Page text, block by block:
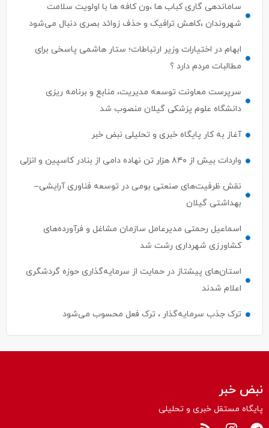
ساماندهی گاری کباب ها ،ون کافه ها با اولویت سلامت
شهروندان ،کاهش ترافیک و حذف زوائد بصری دنبال می‌شود
ابهام در اختیارات وزیر ارتباطات؛ ستار هاشمی پاسخی برای
مطالبات مردم دارد ؟
سرپرست معاونت توسعه مدیریت، منابع و برنامه ریزی
دانشگاه علوم پزشکی گیلان منصوب شد
آغاز به کار پایگاه خبری و تحلیلی نبض خبر
واردات بیش از ۸۴۰ هزار تن نهاده دامی از بنادر كاسپین و انزلی
نقش ظرفیت‌های صنعتی بومی در توسعه فناوری آرایشی–
بهداشتی گیلان
اسماعیل رحمتی مدیرعامل سازمان مشاغل و فرآورده‌های
کشاورزی شهرداری رشت شد
استان‌های پیشتاز در حمایت از سرمایه‌گذاری حوزه گردشگری
اعلام شدند
ترک جذب سرمایه‌گذار ، ترک فعل محسوب می‌شود
نبض خبر
پایگاه مستقل خبری و تحلیلی